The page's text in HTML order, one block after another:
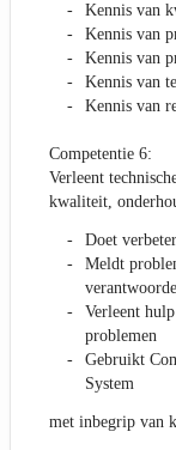
Kennis van
Kennis van
Kennis van
Kennis van
Kennis van
Competentie 6:
Verleent
kwaliteit,
Doet
Meldt
Verleent
problemen
Gebruikt
System
met inbegrip van